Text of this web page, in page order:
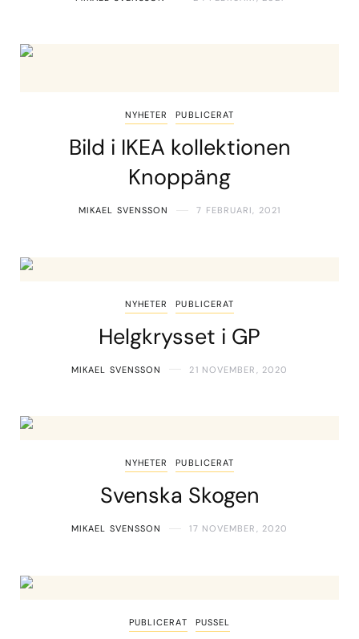
NYHETER PUBLICERAT
Bild i IKEA kollektionen
Knoppäng
MIKAEL SVENSSON 7 FEBRUARI, 2021
NYHETER PUBLICERAT
Helgkrysset i GP
MIKAEL SVENSSON 21 NOVEMBER, 2020
NYHETER PUBLICERAT
Svenska Skogen
MIKAEL SVENSSON 17 NOVEMBER, 2020
PUBLICERAT PUSSEL